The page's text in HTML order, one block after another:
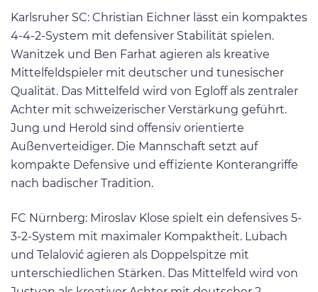
Karlsruher SC: Christian Eichner lässt ein kompaktes
4-4-2-System mit defensiver Stabilität spielen.
Wanitzek und Ben Farhat agieren als kreative
Mittelfeldspieler mit deutscher und tunesischer
Qualität. Das Mittelfeld wird von Egloff als zentraler
Achter mit schweizerischer Verstärkung geführt.
Jung und Herold sind offensiv orientierte
Außenverteidiger. Die Mannschaft setzt auf
kompakte Defensive und effiziente Konterangriffe
nach badischer Tradition.
FC Nürnberg: Miroslav Klose spielt ein defensives 5-
3-2-System mit maximaler Kompaktheit. Lubach
und Telalović agieren als Doppelspitze mit
unterschiedlichen Stärken. Das Mittelfeld wird von